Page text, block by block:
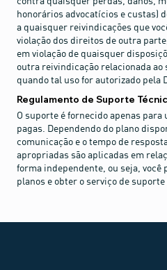
honorários advocatícios e custas)
a quaisquer reivindicações que
violação dos direitos de outra
em violação de quaisquer
outra reivindicação relacionada ao
quando tal uso for autorizado pela
Regulamento de Suporte
O suporte é fornecido apenas
pagas. Dependendo do plano
comunicação e o tempo de
apropriadas são aplicadas em
forma independente, ou seja, você
planos e obter o serviço de suporte